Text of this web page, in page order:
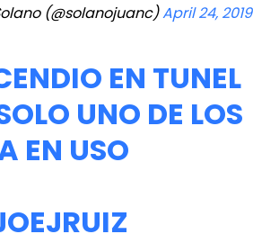
(@solanojuanc)April 24, 2019
EN TUNEL
UNO DE LOS
EN USO